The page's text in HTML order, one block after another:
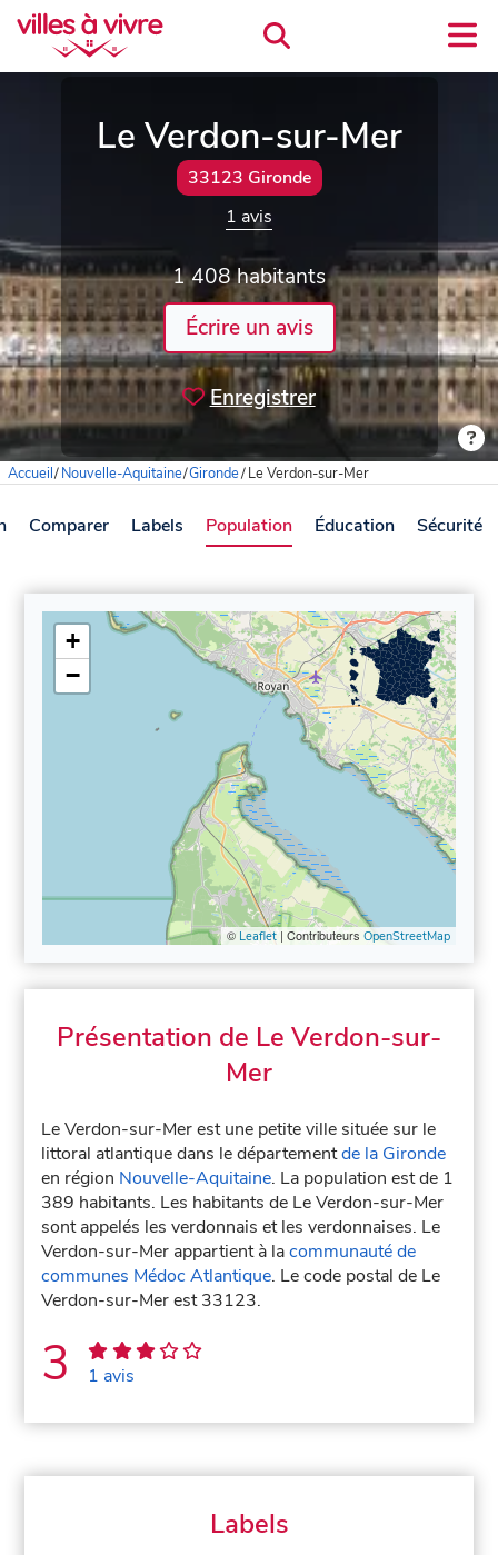
Le Verdon-sur-Mer
33123 Gironde
1 avis
1 408 habitants
Écrire un avis
Enregistrer
Accueil/Nouvelle-Aquitaine/Gironde/Le Verdon-sur-Mer
Comparer Labels Population Éducation Sécurité
+
−
© Leaflet| Contributeurs OpenStreetMap
Présentation de Le Verdon-sur-
Mer
Le Verdon-sur-Mer est une petite ville située sur le
littoral atlantique dans le départementde la Gironde
en région Nouvelle-Aquitaine. La population est de 1
389 habitants. Les habitants de Le Verdon-sur-Mer
sont appelés les verdonnais et les verdonnaises. Le
Verdon-sur-Mer appartient à lacommunauté de
communes Médoc Atlantique. Le code postal de Le
Verdon-sur-Mer est 33123.
3 1 avis
Labels